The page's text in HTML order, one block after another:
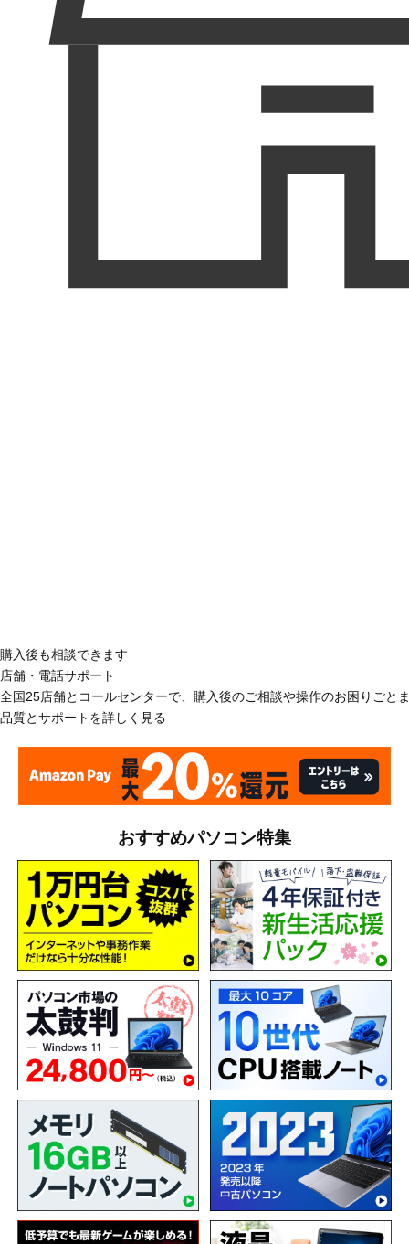
購入後も相談できます
店舗・電話サポート
全国25店舗とコールセンターで、購入後のご相談や操作のお困りごと
品質とサポートを詳しく見る
おすすめパソコン特集